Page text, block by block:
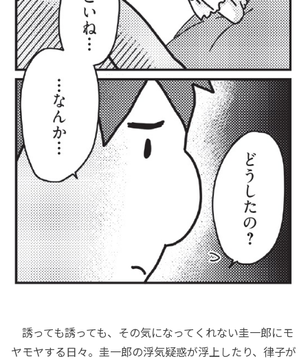
誘っても誘っても、その気になってくれない圭一郎にモ
ヤモヤする日々。圭一郎の浮気疑惑が浮上したり、律子が